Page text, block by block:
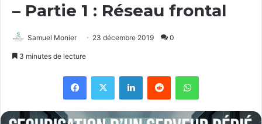
– Partie 1 : Réseau frontal
Samuel Monier 23 décembre 2019 0
3 minutes de lecture
Facebook
X LinkedinReddit WhatsApp